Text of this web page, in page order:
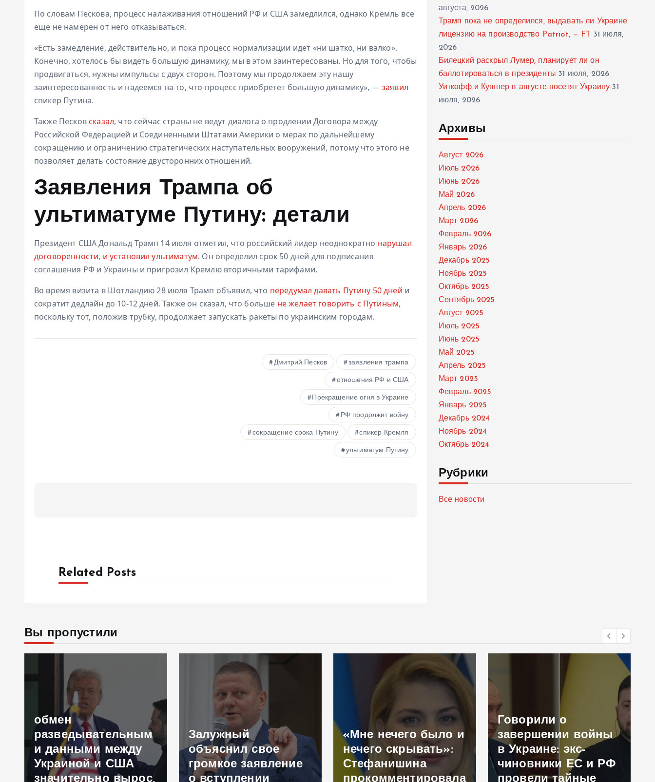
По словам Пескова, процесс налаживания отношений РФ и США замедлился, однако Кремль все
еще не намерен от него отказываться.
«Есть замедление, действительно, и пока процесс нормализации идет «ни шатко, ни валко».
Конечно, хотелось бы видеть большую динамику, мы в этом заинтересованы. Но для того, чтобы
продвигаться, нужны импульсы с двух сторон. Поэтому мы продолжаем эту нашу
заинтересованность и надеемся на то, что процесс приобретет большую динамику», —заявил
спикер Путина.
Также Песков сказал, что сейчас страны не ведут диалога о продлении Договора между
Российской Федерацией и Соединенными Штатами Америки о мерах по дальнейшему
сокращению и ограничению стратегических наступательных вооружений, потому что этого не
позволяет делать состояние двусторонних отношений.
Заявления Трампа об
ультиматуме Путину: детали
Президент США Дональд Трамп 14 июля отметил, что российский лидер неоднократно нарушал
договоренности, и установил ультиматум. Он определил срок 50 дней для подписания
соглашения РФ и Украины и пригрозил Кремлю вторичными тарифами.
Во время визита в Шотландию 28 июля Трамп объявил, что передумал давать Путину 50 дней и
сократит дедлайн до 10-12 дней. Также он сказал, что больше не желает говорить с Путиным,
поскольку тот, положив трубку, продолжает запускать ракеты по украинским городам.
Дмитрий Песков заявления трампа
отношения РФ и США
Прекращение огня в Украине
РФ продолжит войну
сокращение срока Путину спикер Кремля
ультиматум Путину
Related Posts
августа, 2026
Трамп пока не определился, выдавать ли Украине
лицензию на производство Patriot, — FT
31 июля,
2026
Билецкий раскрыл Лумер, планирует ли он
баллотироваться в президенты 31 июля, 2026
Уиткофф и Кушнер в августе посетят Украину 31
июля, 2026
Архивы
Август 2026
Июль 2026
Июнь 2026
Май 2026
Апрель 2026
Март 2026
Февраль 2026
Январь 2026
Декабрь 2025
Ноябрь 2025
Октябрь 2025
Сентябрь 2025
Август 2025
Июль 2025
Июнь 2025
Май 2025
Апрель 2025
Март 2025
Февраль 2025
Январь 2025
Декабрь 2024
Ноябрь 2024
Октябрь 2024
Рубрики
Все новости
Вы пропустили
обмен
разведывательным
и данными между
Украиной и США
значительно вырос,
Залужный
объяснил свое
громкое заявление
о вступлении
«Мне нечего было и
нечего скрывать»:
Стефанишина
прокомментировала
Говорили о
завершении войны
в Украине: экс-
чиновники ЕС и РФ
провели тайные